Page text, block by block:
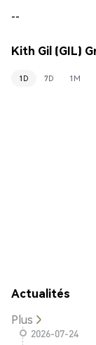
--
Kith Gil (GIL)
1D 7D 1M
Actualités
Plus
2026-07-24